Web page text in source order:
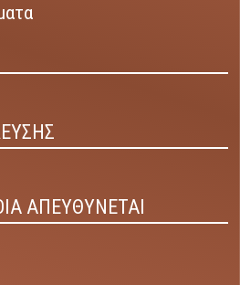
ΑΠΕΥΘΥΝΕΤΑΙ